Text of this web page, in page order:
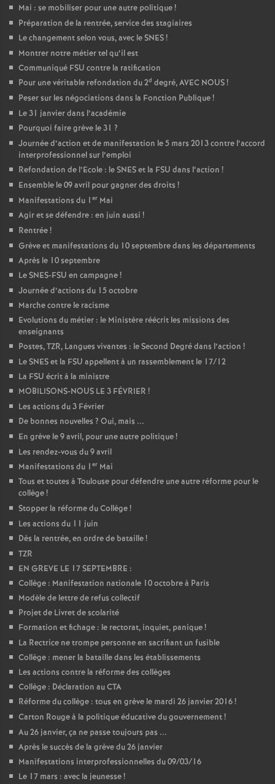
Mai : se mobiliser pour une autre politique!
Préparation de la rentrée, service des stagiaires
Le changement selon vous, avec le SNES!
Montrer notre métier tel qu’il est
Communiqué FSU contre la ratification
Pour une véritable refondation du 2d degré, AVEC NOUS!
Peser sur les négociations dans la Fonction Publique!
Le 31 janvier dans l’académie
Pourquoi faire grève le 31 ?
Journée d’action et de manifestation le 5 mars 2013 contre l’accord
interprofessionnel sur l’emploi
Refondation de l’Ecole : le SNES et la FSU dans l’action !
Ensemble le 09 avril pour gagner des droits !
Manifestations du 1 er Mai
Agir et se défendre : en juin aussi !
Rentrée!
Grève et manifestations du 10 septembre dans les départements
Après le 10 septembre
Le SNES-FSU en campagne!
Journée d’actions du 15 octobre
Marche contre le racisme
Evolutions du métier : le Ministère réécrit les missions des
enseignants
Postes, TZR, Langues vivantes : le Second Degré dans l’action !
Le SNES et la FSU appellent à un rassemblement le 17/12
La FSU écrit à la ministre
MOBILISONS-NOUS LE 3 FÉVRIER !
Les actions du 3 Février
De bonnes nouvelles ? Oui, mais ...
En grève le 9 avril, pour une autre politique!
Les rendez-vous du 9 avril
Manifestations du 1 er Mai
Tous et toutes à Toulouse pour défendre une autre réforme pour le
collège!
Stopper la réforme du Collège!
Les actions du 11 juin
Dès la rentrée, en ordre de bataille!
TZR
EN GREVE LE 17 SEPTEMBRE :
Collège : Manifestation nationale 10 octobre à Paris
Modèle de lettre de refus collectif
Projet de Livret de scolarité
Formation et fichage : le rectorat, inquiet, panique!
La Rectrice ne trompe personne en sacrifiant un fusible
Collège : mener la bataille dans les établissements
Les actions contre la réforme des collèges
Collège : Déclaration au CTA
Réforme du collège : tous en grève le mardi 26 janvier 2016!
Carton Rouge à la politique éducative du gouvernement!
Au 26 janvier, ça ne passe toujours pas ...
Après le succès de la grève du 26 janvier
Manifestations interprofessionnelles du 09/03/16
Le 17 mars : avec la jeunesse!